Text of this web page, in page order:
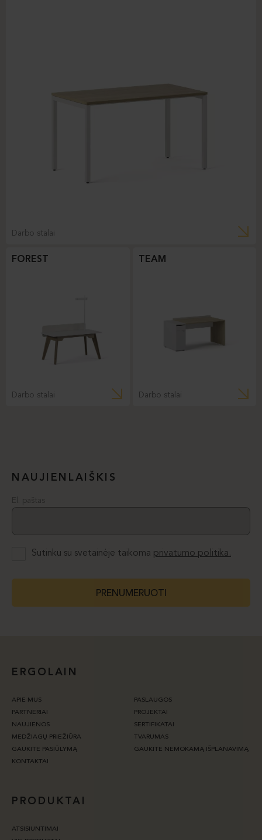
Darbo stalai
FOREST
Darbo stalai
TEAM
Darbo stalai
NAUJIENLAIŠKIS
El. paštas
Sutinku su svetainėje taikoma privatumo politika.
PRENUMERUOTI
ERGOLAIN
APIE MUS
PASLAUGOS
PARTNERIAI
PROJEKTAI
NAUJIENOS
SERTIFIKATAI
MEDŽIAGŲ PRIEŽIŪRA
TVARUMAS
GAUKITE PASIŪLYMĄ
GAUKITE NEMOKAMĄ IŠPLANAVIMĄ
KONTAKTAI
PRODUKTAI
ATSISIUNTIMAI